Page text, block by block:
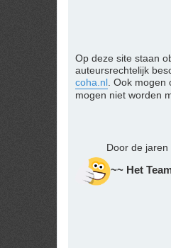
Op deze site staan
auteursrechtelijk
coha.nl
. Ook
mogen niet worden
Door de
~~ Het